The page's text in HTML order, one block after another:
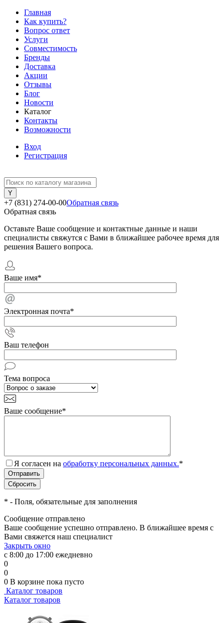
Главная
Как купить?
Вопрос ответ
Услуги
Совместимость
Бренды
Доставка
Акции
Отзывы
Блог
Новости
Каталог
Контакты
Возможности
Вход
Регистрация
+7 (831) 274-00-00Обратная связь
Обратная связь
Оставьте Ваше сообщение и контактные данные и наши
специалисты свяжутся с Вами в ближайшее рабочее время для
решения Вашего вопроса.
Ваше имя*
Электронная почта*
Ваш телефон
Тема вопроса
Ваше сообщение*
Я согласен на обработку персональных данных.*
* - Поля, обязательные для заполнения
Сообщение отправлено
Ваше сообщение успешно отправлено. В ближайшее время с
Вами свяжется наш специалист
Закрыть окно
с 8:00 до 17:00 ежедневно
0
0
0 В корзине пока пусто
Каталог товаров
Каталог товаров